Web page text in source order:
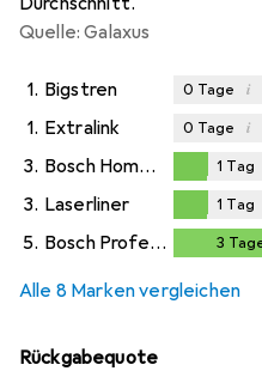
Quelle: Galaxus
1. Bigstren 0 Tage i
1. Extralink 0 Tage i
3. Bosch Home & Garden
Tag
1 Tag
3. Laserliner
Tag
1 Tag
5. Bosch Professional 3
Alle 8 Marken vergleichen
Rückgabequote